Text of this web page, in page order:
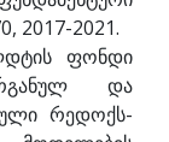
2017-2021.
ფონდი
და
რედოქს-